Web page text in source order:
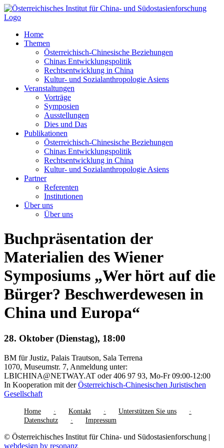
Zum
Inhalt
Home
Themen
Österreichisch-Chinesische Beziehungen
Chinas Entwicklungspolitik
Rechtsentwicklung in China
Kultur- und Sozialanthropologie Asiens
Veranstaltungen
Vorträge
Symposien
Ausstellungen
Dies und Das
Publikationen
Österreichisch-Chinesische Beziehungen
Chinas Entwicklungspolitik
Rechtsentwicklung in China
Kultur- und Sozialanthropologie Asiens
Partner
Referenten
Institutionen
Über uns
Über uns
Buchpräsentation der
Materialien des Wiener
Symposiums „Wer hört auf die
Bürger? Beschwerdewesen in
China und Europa“
28. Oktober (Dienstag), 18:00
BM für Justiz, Palais Trautson, Sala Terrena
1070, Museumstr. 7, Anmeldung unter:
LBICHINA@NETWAY.AT oder 406 97 93, Mo-Fr 09:00-12:00
In Kooperation mit derÖsterreichisch-Chinesischen Juristischen
Gesellschaft
Home Kontakt
Unterstützen Sie uns
Datenschutz
Impressum
© Österreichisches Institut für China- und Südostasienforschung |
webdesign by resonanz